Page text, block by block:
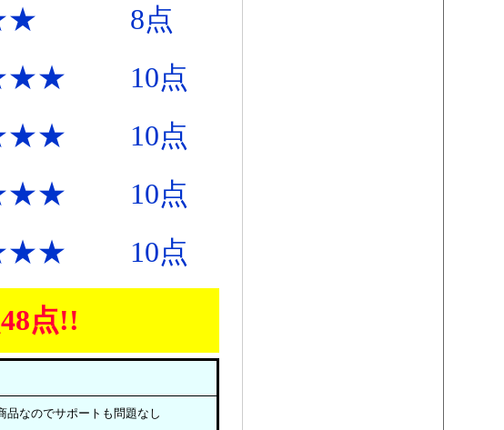
8点
10点
10点
10点
10点
点!!
品なのでサポートも問題なし